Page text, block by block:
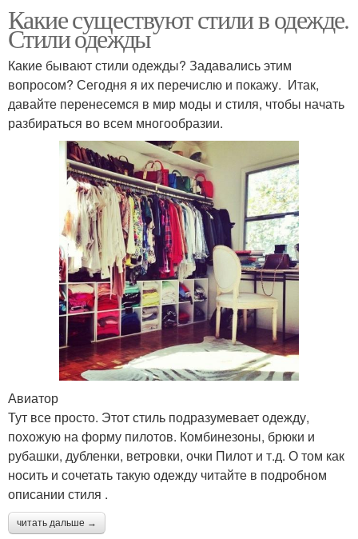
Какие существуют стили в одежде.
Стили одежды
Какие бывают стили одежды? Задавались этим
вопросом? Сегодня я их перечислю и покажу. Итак,
давайте перенесемся в мир моды и стиля, чтобы начать
разбираться во всем многообразии.
Авиатор
Тут все просто. Этот стиль подразумевает одежду,
похожую на форму пилотов. Комбинезоны, брюки и
рубашки, дубленки, ветровки, очки Пилот и т.д. О том как
носить и сочетать такую одежду читайте в подробном
описании стиля .
читать дальше →